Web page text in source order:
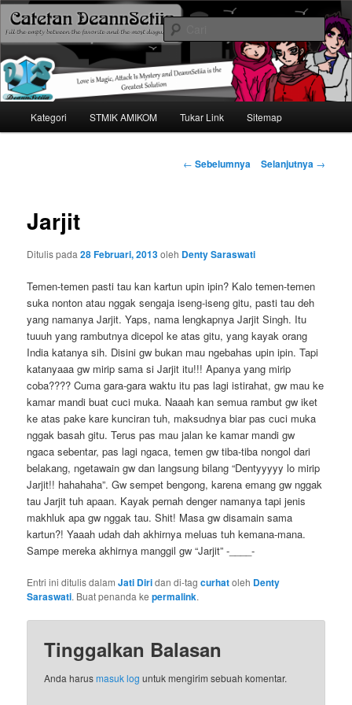
Catetan DS
Mari bermimpi dan ciptakan kehendak
Cari
Langsung
utama
Kategori STMIK AMIKOM Tukar Link Sitemap
Navigasi
← Sebelumnya Selanjutnya →
Jarjit
Ditulis pada28 Februari, 2013oleh Denty Saraswati
Temen-temen pasti tau kan kartun upin ipin? Kalo temen-temen
suka nonton atau nggak sengaja iseng-iseng gitu, pasti tau deh
yang namanya Jarjit. Yaps, nama lengkapnya Jarjit Singh. Itu
tuuuh yang rambutnya dicepol ke atas gitu, yang kayak orang
India katanya sih. Disini gw bukan mau ngebahas upin ipin. Tapi
katanyaaa gw mirip sama si Jarjit itu!!! Apanya yang mirip
coba???? Cuma gara-gara waktu itu pas lagi istirahat, gw mau ke
kamar mandi buat cuci muka. Naaah kan semua rambut gw iket
ke atas pake kare kunciran tuh, maksudnya biar pas cuci muka
nggak basah gitu. Terus pas mau jalan ke kamar mandi gw
ngaca sebentar, pas lagi ngaca, temen gw tiba-tiba nongol dari
belakang, ngetawain gw dan langsung bilang “Dentyyyyy lo mirip
Jarjit!! hahahaha”. Gw sempet bengong, karena emang gw nggak
tau Jarjit tuh apaan. Kayak pernah denger namanya tapi jenis
makhluk apa gw nggak tau. Shit! Masa gw disamain sama
kartun?! Yaaah udah dah akhirnya meluas tuh kemana-mana.
Sampe mereka akhirnya manggil gw “Jarjit” -____-
Entri ini ditulis dalamJati Diridan di-tagcurhatoleh Denty
Saraswati. Buat penanda kepermalink.
Tinggalkan Balasan
Anda harusmasuk log untuk mengirim sebuah komentar.